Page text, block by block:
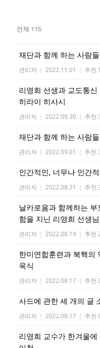
전체 116
재단과 함께 하는 사람
관리자 | 2022.11.01 | 추천 1
리영희 선생과 교도통
히라이 히사시
관리자 | 2022.09.30 | 추천
재단과 함께 하는 사람
관리자 | 2022.09.01 | 추천
인간적인, 너무나 인간
관리자 | 2022.08.31 | 추천
날카로움과 함께하는
함을 지닌 리영희 선생
관리자 | 2022.08.19 | 추천
한미연합훈련과 북핵의
욱식
관리자 | 2022.08.17 | 추천
사드에 관한 세 개의 글
관리자 | 2022.08.17 | 추천
리영희 교수가 한겨울